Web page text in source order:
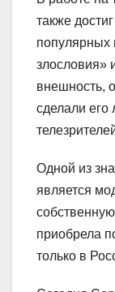
также
популярных
злословия»
внешность,
сделали
Одной из
является
приобрела
только в